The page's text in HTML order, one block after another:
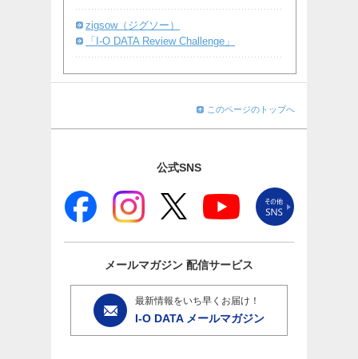
zigsow（ジグソー）
「I-O DATA Review Challenge」
このページのトップへ
公式SNS
メールマガジン 配信サービス
最新情報をいち早くお届け！
I-O DATA メールマガジン